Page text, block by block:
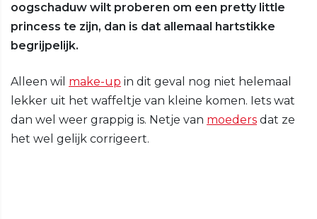
oogschaduw wilt proberen om een pretty little
princess te zijn, dan is dat allemaal hartstikke
begrijpelijk.
Alleen wil make-up in dit geval nog niet helemaal
lekker uit het waffeltje van kleine komen. Iets wat
dan wel weer grappig is. Netje van moeders dat ze
het wel gelijk corrigeert.